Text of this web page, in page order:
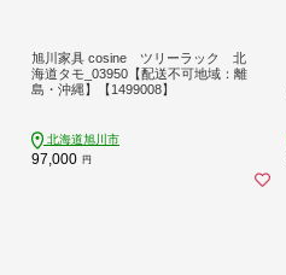
旭川家具 cosine ツリーラック 北
海道タモ_03950【配送不可地域：離
島・沖縄】【1499008】
北海道旭川市
97,000 円